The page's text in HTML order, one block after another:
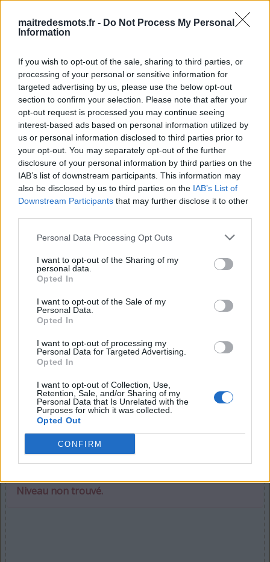
maitredesmots.fr - Do Not Process My Personal
Information
If you wish to opt-out of the sale, sharing to third parties, or
processing of your personal or sensitive information for
targeted advertising by us, please use the below opt-out
section to confirm your selection. Please note that after your
opt-out request is processed you may continue seeing
interest-based ads based on personal information utilized by
us or personal information disclosed to third parties prior to
your opt-out. You may separately opt-out of the further
disclosure of your personal information by third parties on the
IAB’s list of downstream participants. This information may
also be disclosed by us to third parties on the IAB’s List of
Downstream Participants that may further disclose it to other
Personal Data Processing Opt Outs
I want to opt-out of the Sharing of my
personal data.
Opted In
I want to opt-out of the Sale of my
Personal Data.
Opted In
I want to opt-out of processing my
Personal Data for Targeted Advertising.
Opted In
I want to opt-out of Collection, Use,
Retention, Sale, and/or Sharing of my
Personal Data that Is Unrelated with the
Purposes for which it was collected.
Opted Out
CONFIRM
votre iPhone, iPad, iPod et / ou appareil Android et
rendez-vous sur l'iTunes App Store ou sur le Google
des Mots. S'il vous plaît soutenir Words Puzzle Games en
tant que développeur de jeux Maître des Mots par part
et évaluer le jeu avec votre liste d'amis, plus de joueur
signifie plus de revenus pour le développeur alors s'il
vous plaît l'aider à grandir.
Un défi quotidien
Recherche par lettres.
Entrez toutes les lettres du
puzzle:
Recherche
puzzle:
Sélectionnez votre puzzle :
Niveau non trouvé.